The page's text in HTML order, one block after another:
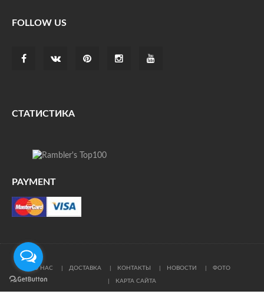
FOLLOW US
СТАТИСТИКА
PAYMENT
О НАС ДОСТАВКА КОНТАКТЫ НОВОСТИ ФОТО
КАРТА САЙТА